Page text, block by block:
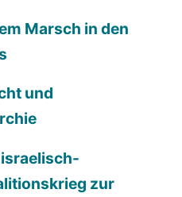
Marsch in den
und
israelisch-
zur